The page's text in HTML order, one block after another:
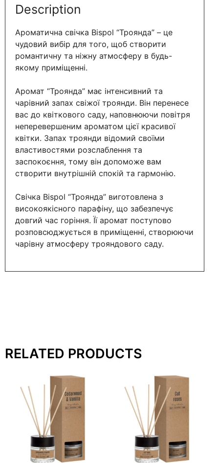
Description
Ароматична свічка Bispol “Троянда” – це
чудовий вибір для того, щоб створити
романтичну та ніжну атмосферу в будь-
якому приміщенні.
Аромат “Троянда” має інтенсивний та
чарівний запах свіжої троянди. Він перенесе
вас до квіткового саду, наповнюючи повітря
неперевершеним ароматом цієї красивої
квітки. Запах троянди відомий своїми
властивостями розслаблення та
заспокоєння, тому він допоможе вам
створити внутрішній спокій та гармонію.
Свічка Bispol “Троянда” виготовлена з
високоякісного парафіну, що забезпечує
довгий час горіння. Її аромат поступово
розповсюджується в приміщенні, створюючи
чарівну атмосферу трояндового саду.
RELATED PRODUCTS